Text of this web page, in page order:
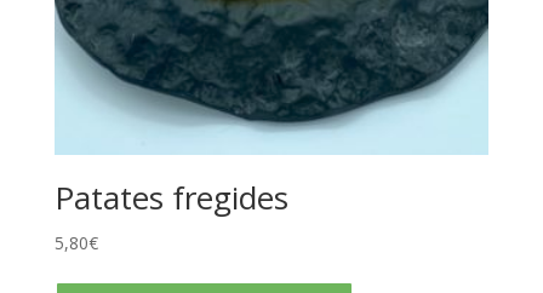
Patates fregides
5,80€